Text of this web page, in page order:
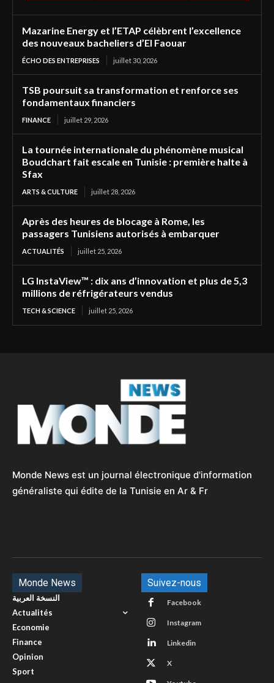
Mazarine Energy et l’ETAP célèbrent l’excellence
des nouveaux bacheliers d’El Faouar
ÉCHO DES ENTREPRISES juillet 30, 2026
TSB poursuit sa transformation et renforce ses
fondamentaux financiers
FINANCE juillet 29, 2026
La tournée internationale du phénomène musical
Boudchart fait escale en Tunisie : première halte à
Sfax
ARTS & CULTURE juillet 28, 2026
Après des heures de blocage à Rome, les
passagers Tunisiens autorisés à embarquer
ACTUALITÉS juillet 25, 2026
LG InstaView™ : dix ans d’innovation et plus de 5,3
millions de réfrigérateurs vendus
TECH & SCIENCE juillet 25, 2026
Monde News est un journal électronique d'information
généraliste qui édite de la Tunisie en Ar & Fr
Monde News
النسخة العربية
Actualités
Economie
Finance
Opinion
Sport
Suivez-nous
Facebook
Instagram
Linkedin
X